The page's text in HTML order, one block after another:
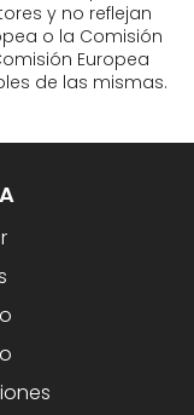
y no reflejan
o la Comisión
Europea
de las mismas.